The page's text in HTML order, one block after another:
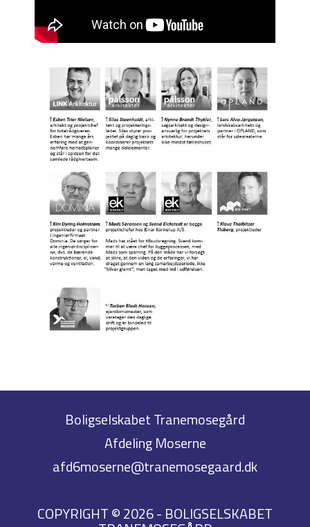
Boligselskabet Tranemosegård
Afdeling Moserne
afd6moserne@tranemosegaard.dk
COPYRIGHT © 2026 - BOLIGSELSKABET